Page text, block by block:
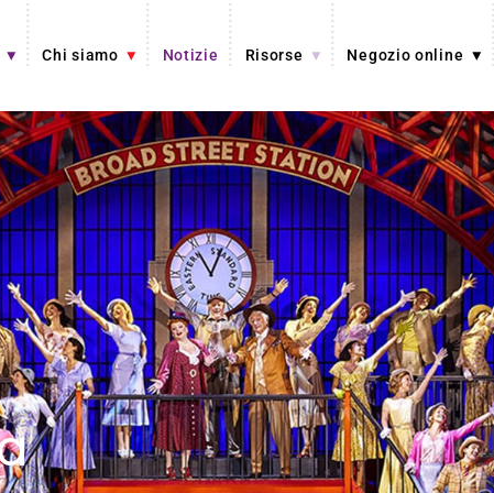
Chi siamo Notizie Risorse Negozio online